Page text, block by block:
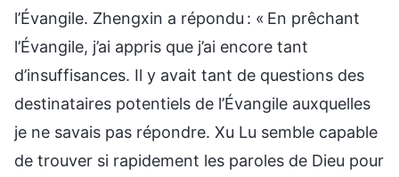
l’Évangile. Zhengxin a répondu : « En prêchant
l’Évangile, j’ai appris que j’ai encore tant
d’insuffisances. Il y avait tant de questions des
destinataires potentiels de l’Évangile auxquelles
je ne savais pas répondre. Xu Lu semble capable
de trouver si rapidement les paroles de Dieu pour